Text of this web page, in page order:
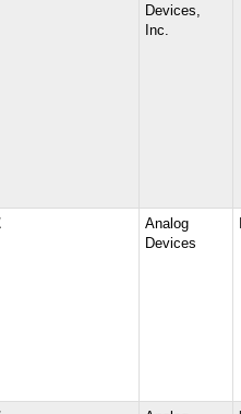
Devices,
Inc.
Analog
Devices